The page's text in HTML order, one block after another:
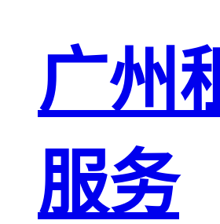
广州
服务